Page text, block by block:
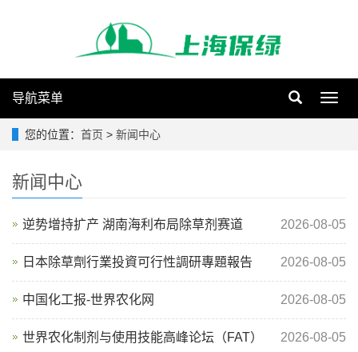
导航菜单
您的位置： 首页 > 新闻中心
新闻中心
逆势增持扩产 湖南海利布局除草剂赛道 2026-08-05
日本除草劑行業投資可行性調研專題報告 2026-08-05
中国化工报-世界农化网 2026-08-05
世界农化制剂与使用技能高峰论坛（FAT） 2026-08-05